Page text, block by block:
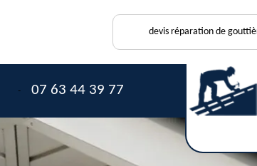
devis réparation de
- 07 63 44 39 77